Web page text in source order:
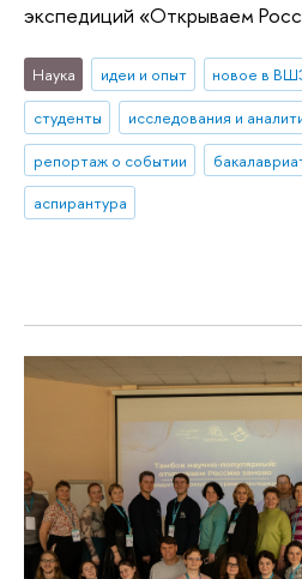
экспедиций «Открываем
Наука идеи и опыт новое в
студенты
исследования и
репортаж о событии
аспирантура